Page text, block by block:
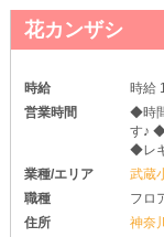
花カンザシ
時給
時給
営業時間
◆時
す♪
◆レ
業種/エリア
武蔵
職種
フロ
住所
神奈